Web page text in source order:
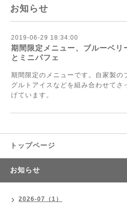
お知らせ
2019-06-29 18:34:00
期間限定メニュー、ブルーベリ
とミニパフェ
期間限定のメニューです。自家製の
グルトアイスなどを組み合わせてさ
げています。
トップページ
お知らせ
2026-07（1）